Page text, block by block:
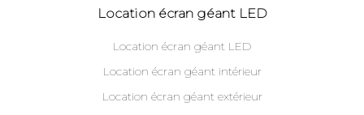
Location écran géant LED
Location écran géant LED
Location écran géant intérieur
Location écran géant extérieur